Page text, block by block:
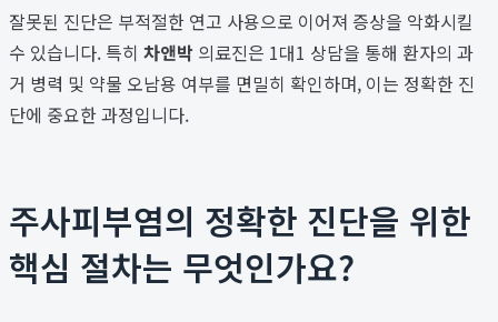
잘못된 진단은 부적절한 연고 사용으로 이어져 증상을 악화시킬
수 있습니다. 특히 차앤박 의료진은 1대1 상담을 통해 환자의 과
거 병력 및 약물 오남용 여부를 면밀히 확인하며, 이는 정확한 진
단에 중요한 과정입니다.
주사피부염의 정확한 진단을 위한
핵심 절차는 무엇인가요?